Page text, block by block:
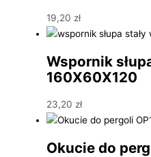
19,20 zł
Wspornik
160X60X120
23,20 zł
Okucie do